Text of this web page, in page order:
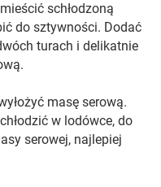
schłodzoną
do sztywności. Dodać
turach i delikatnie
masę serową.
w lodówce, do
serowej, najlepiej